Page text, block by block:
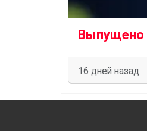
16 дней назад